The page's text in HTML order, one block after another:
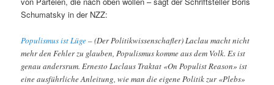
Schumatsky in der NZZ:
Populismus ist Lüge– (Der Politikwissenschafler) Laclau macht nicht
mehr den Fehler zu glauben, Populismus komme aus dem Volk. Es ist
genau andersrum. Ernesto Laclaus Traktat «On Populist Reason» ist
eine ausführliche Anleitung, wie man die eigene Politik zur «Plebs»